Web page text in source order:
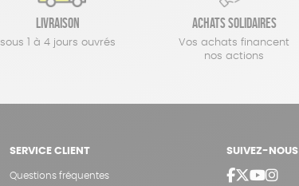
Livraison
sous 1 à 4 jours ouvrés
Achats solidaires
Vos achats financent
nos actions
SERVICE CLIENT
Questions fréquentes
SUIVEZ-NOUS